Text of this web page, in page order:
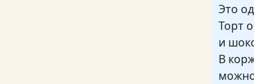
Это
Торт
и
В